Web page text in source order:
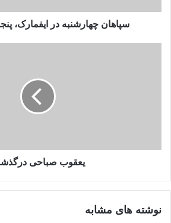
سپاهان چهارشنبه در ایفمارک،
یعقوب صباحی
نوشته های مشابه